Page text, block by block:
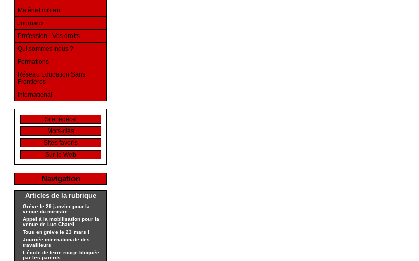
Matériel militant
Journaux
Profession - Vos droits
Qui sommes-nous ?
Formations
Réseau Education Sans
Frontières
International
Site fédéral
Mots-clés
Sites favoris
Sur le Web
Navigation
Articles de la rubrique
Grève le 29 janvier pour la
venue du ministre
Appel à la mobilisation pour la
venue de Luc Chatel
Tous en grève le 23 mars !
Journée internationale des
travailleurs
L’école de terre rouge bloquée
par les parents